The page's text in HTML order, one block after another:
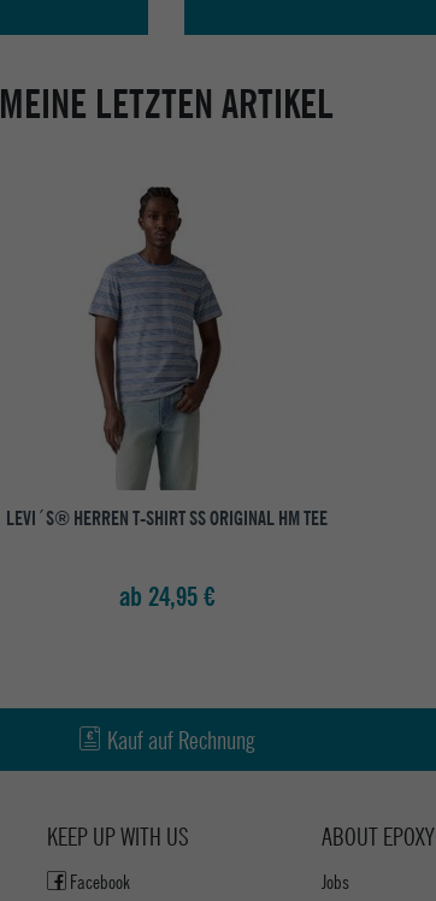
MEINE LETZTEN ARTIKEL
LEVI´S® HERREN T-SHIRT SS ORIGINAL HM TEE
ab 24,95 €
Kauf auf Rechnung
ABOUT EPOXY
Jobs
KEEP UP WITH US
Facebook